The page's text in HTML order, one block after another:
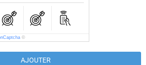
©
AJOUTER